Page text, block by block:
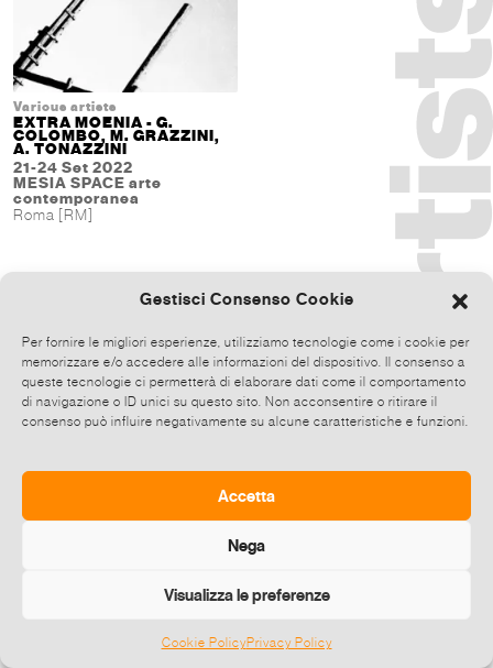
Gestisci Consenso Cookie
Per fornire le migliori esperienze, utilizziamo tecnologie come i cookie per
memorizzare e/o accedere alle informazioni del dispositivo. Il consenso a
queste tecnologie ci permetterà di elaborare dati come il comportamento
di navigazione o ID unici su questo sito. Non acconsentire o ritirare il
consenso può influire negativamente su alcune caratteristiche e funzioni.
Accetta
Nega
Visualizza le preferenze
Cookie PolicyPrivacy Policy
Various artists
EXTRA MOENIA - G.
COLOMBO, M. GRAZZINI,
A. TONAZZINI
21-24 Set 2022
MESIA SPACE arte
contemporanea
Roma [RM]
©2026 E-zine